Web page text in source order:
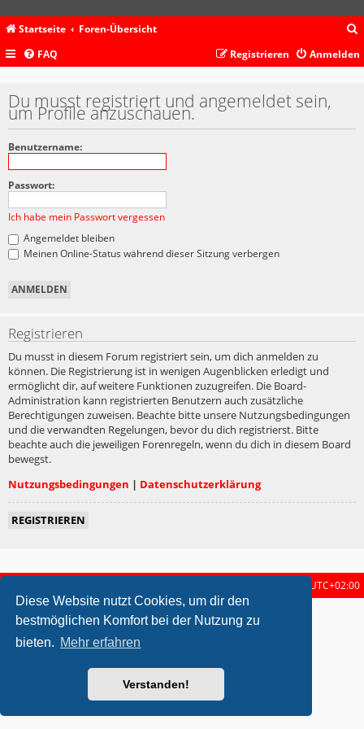
Diese Website nutzt Cookies, um dir den
bestmöglichen Komfort bei der Nutzung zu
bieten. Mehr erfahren
Verstanden!
Startseite Foren-Übersicht
c
FAQ Anmelden
Registrieren
Du musst registriert und angemeldet sein,
um Profile anzuschauen.
Benutzername:
Passwort:
Ich habe mein Passwort vergessen
Angemeldet bleiben
Meinen Online-Status während dieser Sitzung verbergen
Registrieren
Du musst in diesem Forum registriert sein, um dich anmelden zu
können. Die Registrierung ist in wenigen Augenblicken erledigt und
ermöglicht dir, auf weitere Funktionen zuzugreifen. Die Board-
Administration kann registrierten Benutzern auch zusätzliche
Berechtigungen zuweisen. Beachte bitte unsere Nutzungsbedingungen
und die verwandten Regelungen, bevor du dich registrierst. Bitte
beachte auch die jeweiligen Forenregeln, wenn du dich in diesem Board
bewegst.
Nutzungsbedingungen | Datenschutzerklärung
REGISTRIEREN
UTC+02:00
metrolike style by Eric Seguin Updated for phpBB3.2 by
Powered byphpBB ® Forum Software © phpBB Limited
Deutsche Übersetzung durch